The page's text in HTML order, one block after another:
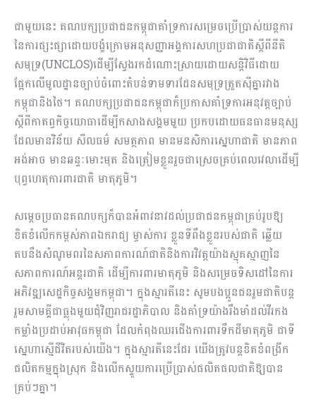
ជាមួយនេះ គណបក្សប្រជាជនកម្ពុជាគាំទ្រការសម្រេចប្រើប្រាស់យន្តការ
នៃការផ្សះផ្សាដោយបង្ខំក្រោមអនុសញ្ញាអង្គការសហប្រជាជាតិស្តីពីនីតិ
សមុទ្រ(UNCLOS)ដើម្បីស្វែងរកដំណោះស្រាយដោយសន្តិវិធីដោយ
ផ្អែកលើមូលដ្ឋានច្បាប់ចំពោះតំបន់ទាមទារដែនសមុទ្រត្រួតស៊ីគ្នារវាង
កម្ពុជានិងថៃ។ គណបក្សប្រជាជនកម្ពុជាក៏ប្រកាសគាំទ្រការអនុវត្តច្បាប់
ស្តីពីកាតព្វកិច្ចយោធាដើម្បីកសាងសង្គមមួយ ប្រកបដោយធនធានមនុស្ស
ដែលមានវិន័យ សីលធម៌ សមត្ថភាព មានមនសិការស្នេហាជាតិ មានភាព
អង់អាច មានឆន្ទៈមោះមុត និងត្រៀមខ្លួនរួចជាស្រេចគ្រប់ពេលវេលាដើម្បី
បុព្វហេតុការពារជាតិ មាតុភូមិ។
សម្តេចប្រធានគណបក្សក៏បានអំពាវនាវដល់ប្រជាជនកម្ពុជាគ្រប់រូបឱ្យ
ខិតខំលើកកម្ពស់ភាពឯករាជ្យ ម្ចាស់ការ ខ្លួនទីពឹងខ្លួនរបស់ជាតិ ឆ្លើយ
តបនឹងសំណូមពរនៃសភាពការណ៍ជាតិនិងការវិវត្តយ៉ាងស្មុគស្មាញនៃ
សភាពការណ៍អន្តរជាតិ ដើម្បីការពារមាតុភូមិ និងសម្រេចទិសដៅនៃការ
អភិវឌ្ឍសេដ្ឋកិច្ចសង្គមកម្ពុជា។ ក្នុងស្មារតីនេះ សូមបងប្អូនជនរួមជាតិបន្ត
រួមសាមគ្គីជាធ្លុងមួយជុំវិញរាជរដ្ឋាភិបាល និងគាំទ្រយ៉ាងរឹងមាំដល់វីរកង
កម្លាំងប្រដាប់អាវុធកម្ពុជា ដែលកំពុងឈរជើងការពារទឹកដីមាតុភូមិ ជាទី
ស្នេហាស្មើជីវិតរបស់យើង។ ក្នុងស្មារតីនេះដែរ យើងត្រូវបន្តខិតខំពង្រីក
ផលិតកម្មក្នុងស្រុក និងលើកស្ទួយការប្រើប្រាស់ផលិតផលជាតិឱ្យបាន
គ្រប់ៗគ្នា។